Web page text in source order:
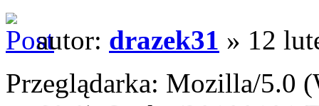
autor: drazek31 » 12
Przeglądarka: Mozilla/5.0